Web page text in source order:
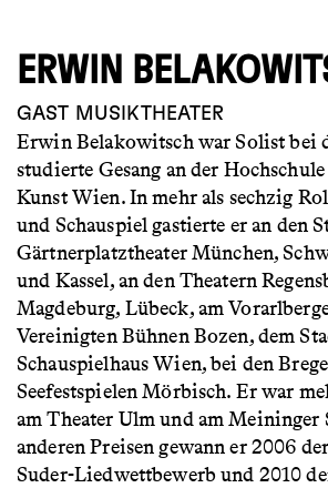
ERWIN
GAST MUSIKTHEATER
Erwin Belakowitsch war Solist bei
studierte Gesang an der
Kunst Wien. In mehr als sechzig
und Schauspiel gastierte er an den
Gärtnerplatztheater München,
und Kassel, an den Theatern
Magdeburg, Lübeck, am
Vereinigten Bühnen Bozen, dem
Schauspielhaus Wien, bei den
Seefestspielen Mörbisch. Er war
am Theater Ulm und am Meininger
anderen Preisen gewann er 2006
Suder-Liedwettbewerb und 2010